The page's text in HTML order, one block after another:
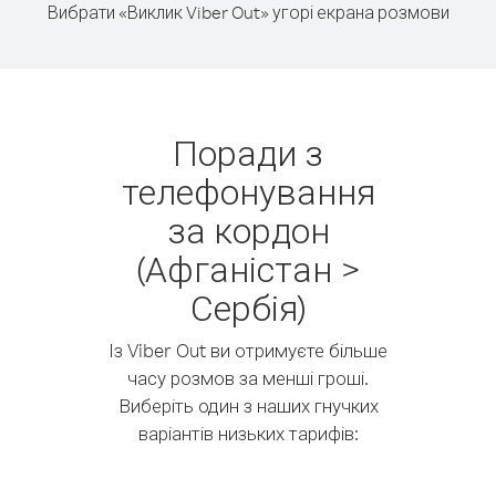
Вибрати «Виклик Viber Out» угорі екрана розмови
Поради з
телефонування
за кордон
(Афганістан >
Сербія)
Із Viber Out ви отримуєте більше
часу розмов за менші гроші.
Виберіть один з наших гнучких
варіантів низьких тарифів: